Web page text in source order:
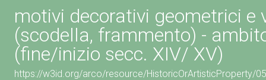
motivi decorativi geometrici e
(scodella, frammento) -
(fine/inizio secc. XIV/ XV)
https://w3id.org/arco/resource/HistoricOrArtisticProperty/